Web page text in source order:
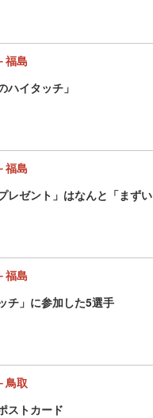
福島
ハイタッチ」
福島
レゼント」はなんと「まずい
福島
チ」に参加した5選手
鳥取
ストカード